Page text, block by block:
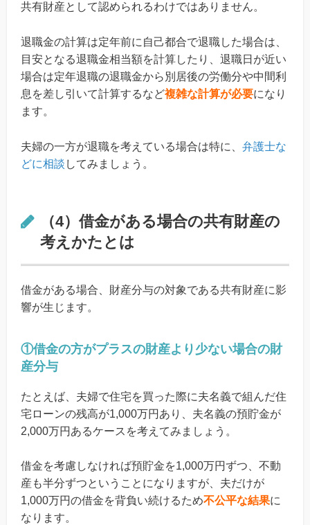
共有財産として認められるわけではありません。
退職金の計算は定年前に自己都合で退職した場合は、
目安となる退職金相当額を計算したり、退職日が近い
場合は定年退職の退職金から別居後の労働分や中間利
息を差し引いて計算するなど複雑な計算が必要になり
ます。
夫婦の一方が退職を考えている場合は特に、 弁護士な
どに相談 してみましょう。
（4）借金がある場合の共有財産の
考えかたとは
借金がある場合、財産分与の対象である共有財産に影
響が生じます。
①借金の方がプラスの財産より少ない場合の財
産分与
たとえば、夫婦で住宅を買った際に夫名義で組んだ住
宅ローンの残高が1,000万円あり、夫名義の預貯金が
2,000万円あるケースを考えてみましょう。
借金を考慮しなければ預貯金を1,000万円ずつ、不動
産も半分ずつということになりますが、夫だけが
1,000万円の借金を背負い続けるため不公平な結果に
なります。